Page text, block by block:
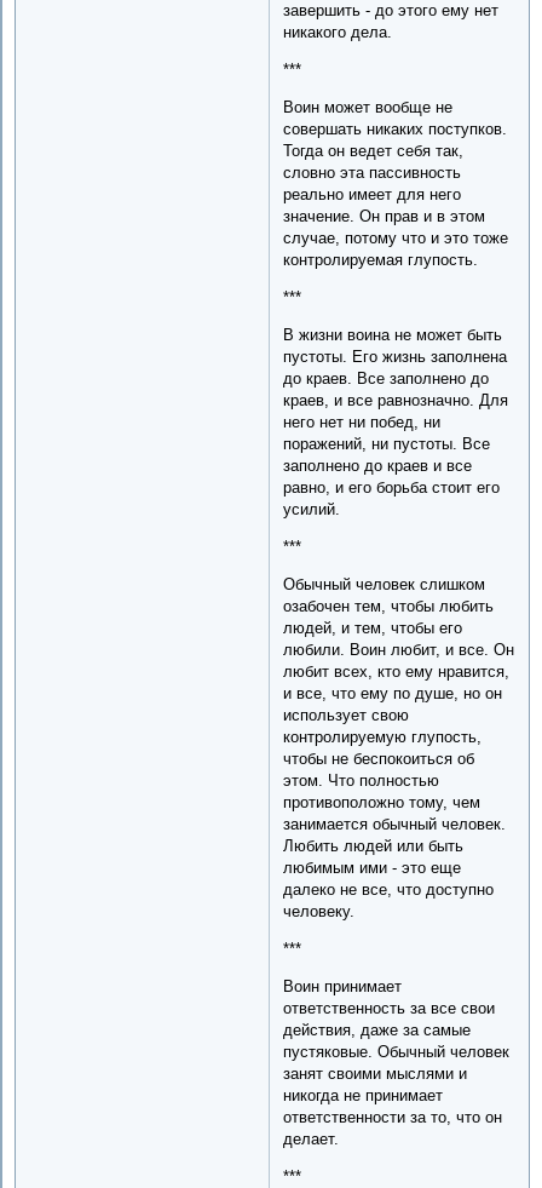
завершить - до этого ему нет
никакого дела.
***
Воин может вообще не
совершать никаких поступков.
Тогда он ведет себя так,
словно эта пассивность
реально имеет для него
значение. Он прав и в этом
случае, потому что и это тоже
контролируемая глупость.
***
В жизни воина не может быть
пустоты. Его жизнь заполнена
до краев. Все заполнено до
краев, и все равнозначно. Для
него нет ни побед, ни
поражений, ни пустоты. Все
заполнено до краев и все
равно, и его борьба стоит его
усилий.
***
Обычный человек слишком
озабочен тем, чтобы любить
людей, и тем, чтобы его
любили. Воин любит, и все. Он
любит всех, кто ему нравится,
и все, что ему по душе, но он
использует свою
контролируемую глупость,
чтобы не беспокоиться об
этом. Что полностью
противоположно тому, чем
занимается обычный человек.
Любить людей или быть
любимым ими - это еще
далеко не все, что доступно
человеку.
***
Воин принимает
ответственность за все свои
действия, даже за самые
пустяковые. Обычный человек
занят своими мыслями и
никогда не принимает
ответственности за то, что он
делает.
***